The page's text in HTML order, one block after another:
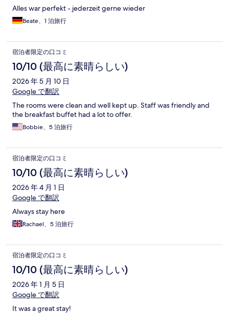
Alles war perfekt - jederzeit gerne wieder
Beate、1 泊旅行
宿泊者限定の口コミ
10/10 (最高に素晴らしい)
2026 年 5 月 10 日
Google で翻訳
The rooms were clean and well kept up. Staff was friendly and
the breakfast buffet had a lot to offer.
Bobbie、5 泊旅行
宿泊者限定の口コミ
10/10 (最高に素晴らしい)
2026 年 4 月 1 日
Google で翻訳
Always stay here
Rachael、5 泊旅行
宿泊者限定の口コミ
10/10 (最高に素晴らしい)
2026 年 1 月 5 日
Google で翻訳
It was a great stay!